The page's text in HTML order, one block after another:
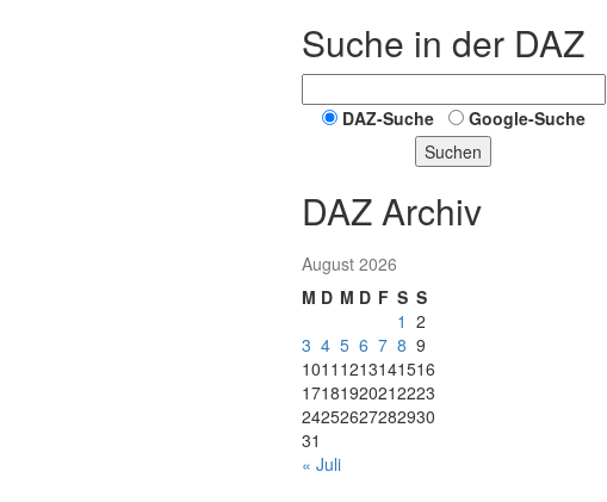
Suche in der DAZ
DAZ-Suche
Google-Suche
Suchen
DAZ Archiv
August 2026
M D M D F S S
1 2
3 4 5 6 7 8 9
1011 1213141516
17181920212223
24252627282930
31
« Juli